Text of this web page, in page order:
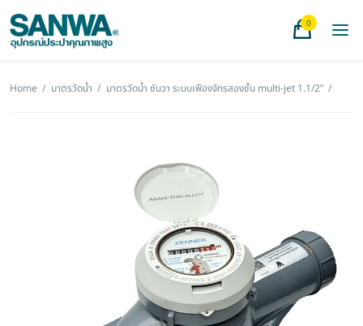
0
Home / มาตรวัดน้ำ / มาตรวัดน้ำ ซันวา ระบบเฟืองจักรสองชั้น multi-jet 1.1/2” /